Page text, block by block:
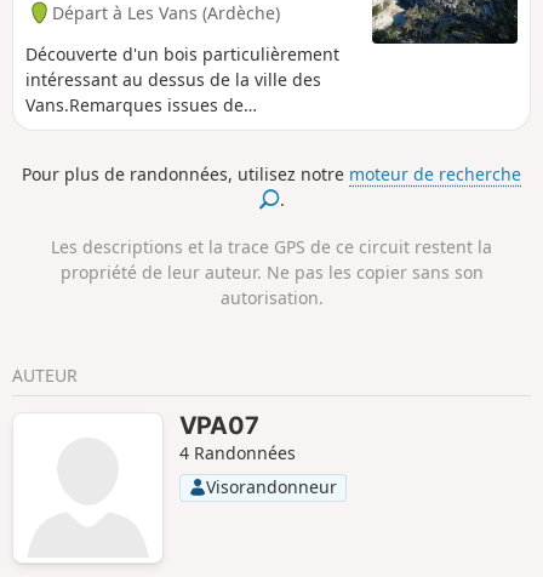
Départ à Les Vans (Ardèche)
Découverte d'un bois particulièrement
intéressant au dessus de la ville des
Vans.Remarques issues de
commentaires sur ce circuit : ce circuit
s'avère maintenant, et c'est normal, que
certaines indications ont été rajoutées
randonneur pourra alors s'évader sur
d'autres sentiers mais y trouvera
toujours une originalité et un intérêt
Pour plus de randonnées, utilisez notre moteur de recherche
.
Les descriptions et la trace GPS de ce circuit restent la
propriété de leur auteur. Ne pas les copier sans son
autorisation.
AUTEUR
VPA07
4 Randonnées
Visorandonneur